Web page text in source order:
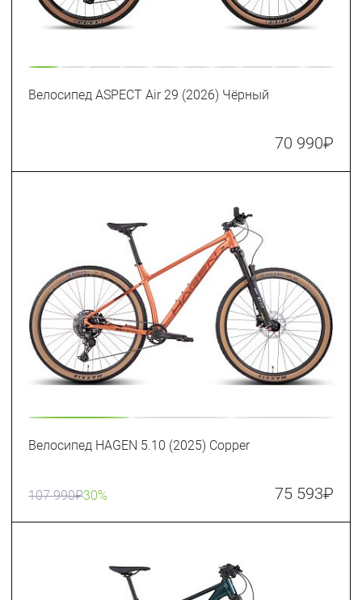
Велосипед ASPECT Air 29 (2026) Чёрный
70 990₽
Велосипед HAGEN 5.10 (2025) Copper
107 990₽30% 75 593₽